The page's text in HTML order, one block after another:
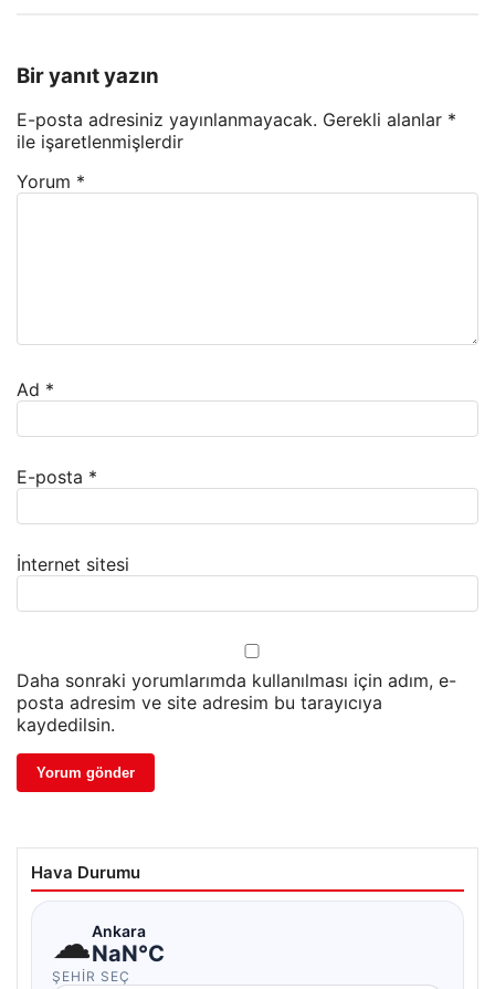
Bir yanıt yazın
E-posta adresiniz yayınlanmayacak. Gerekli alanlar *
ile işaretlenmişlerdir
Yorum *
Ad *
E-posta *
İnternet sitesi
Daha sonraki yorumlarımda kullanılması için adım, e-
posta adresim ve site adresim bu tarayıcıya
kaydedilsin.
Hava Durumu
☁Ankara
NaN°C
ŞEHIR SEÇ